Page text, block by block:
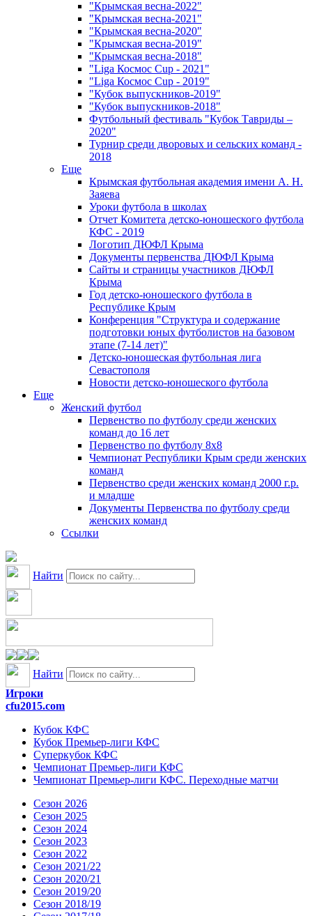
"Крымская весна-2022"
"Крымская весна-2021"
"Крымская весна-2020"
"Крымская весна-2019"
"Крымская весна-2018"
"Liga Космос Cup - 2021"
"Liga Космос Cup - 2019"
"Кубок выпускников-2019"
"Кубок выпускников-2018"
Футбольный фестиваль "Кубок Тавриды –
2020"
Турнир среди дворовых и сельских команд -
2018
Еще
Крымская футбольная академия имени А. Н.
Заяева
Уроки футбола в школах
Отчет Комитета детско-юношеского футбола
КФС - 2019
Логотип ДЮФЛ Крыма
Документы первенства ДЮФЛ Крыма
Сайты и страницы участников ДЮФЛ
Крыма
Год детско-юношеского футбола в
Республике Крым
Конференция "Структура и содержание
подготовки юных футболистов на базовом
этапе (7-14 лет)"
Детско-юношеская футбольная лига
Севастополя
Новости детско-юношеского футбола
Еще
Женский футбол
Первенство по футболу среди женских
команд до 16 лет
Первенство по футболу 8х8
Чемпионат Республики Крым среди женских
команд
Первенство среди женских команд 2000 г.р.
и младше
Документы Первенства по футболу среди
женских команд
Ссылки
Найти
Найти
Игроки
cfu2015.com
Кубок КФС
Кубок Премьер-лиги КФС
Суперкубок КФС
Чемпионат Премьер-лиги КФС
Чемпионат Премьер-лиги КФС. Переходные матчи
Сезон 2026
Сезон 2025
Сезон 2024
Сезон 2023
Сезон 2022
Сезон 2021/22
Сезон 2020/21
Сезон 2019/20
Сезон 2018/19